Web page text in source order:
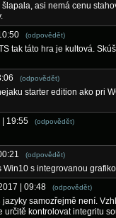
asi nemá cenu
(odpovědět)
tak táto hra je kultová.
(odpovědět)
starter edition ako pri
| 19:55 (odpovědět)
(odpovědět)
Win10 s integrovanou
| 09:48 (odpovědět)
samozřejmě není.
určitě kontrolovat integritu